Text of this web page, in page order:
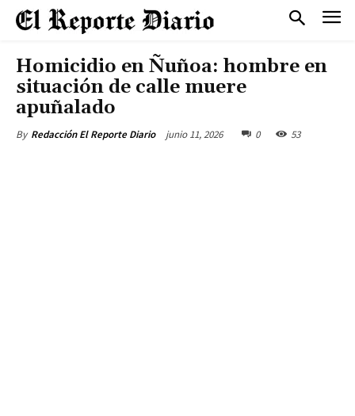
Homicidio en Ñuñoa: hombre en
situación de calle muere
apuñalado
By Redacción El Reporte Diario junio 11, 2026 0 53